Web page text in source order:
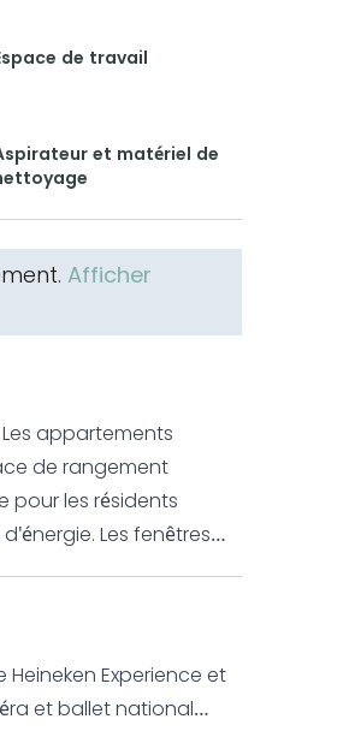
de travail
et matériel de
Afficher
appartements
de rangement
pour les résidents
à un
conçus pour
Experience et
et ballet national